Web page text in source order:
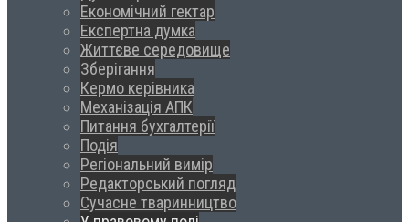
Економічний гектар
Експертна думка
Життєве середовище
Зберігання
Кермо керівника
Механізація АПК
Питання бухгалтерії
Подія
Регіональний вимір
Редакторський погляд
Сучасне тваринництво